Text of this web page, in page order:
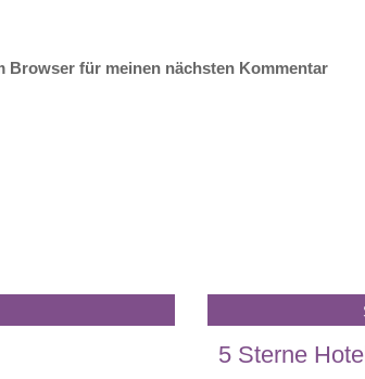
Browser für meinen nächsten Kommentar
5 Sterne